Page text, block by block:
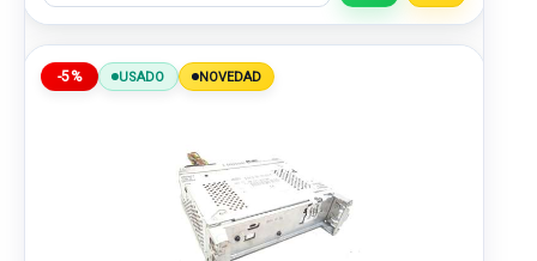
-5% USADO NOVEDAD